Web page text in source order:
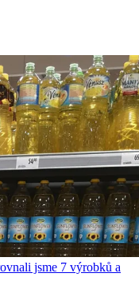
jsme 7 výrobků a